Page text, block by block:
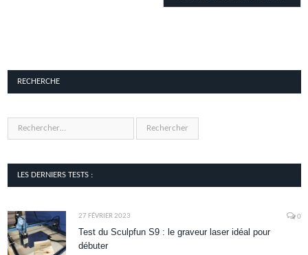
RECHERCHE
LES DERNIERS TESTS :
27 FÉVRIER 2023 0
Test du Sculpfun S9 : le graveur laser idéal pour
débuter